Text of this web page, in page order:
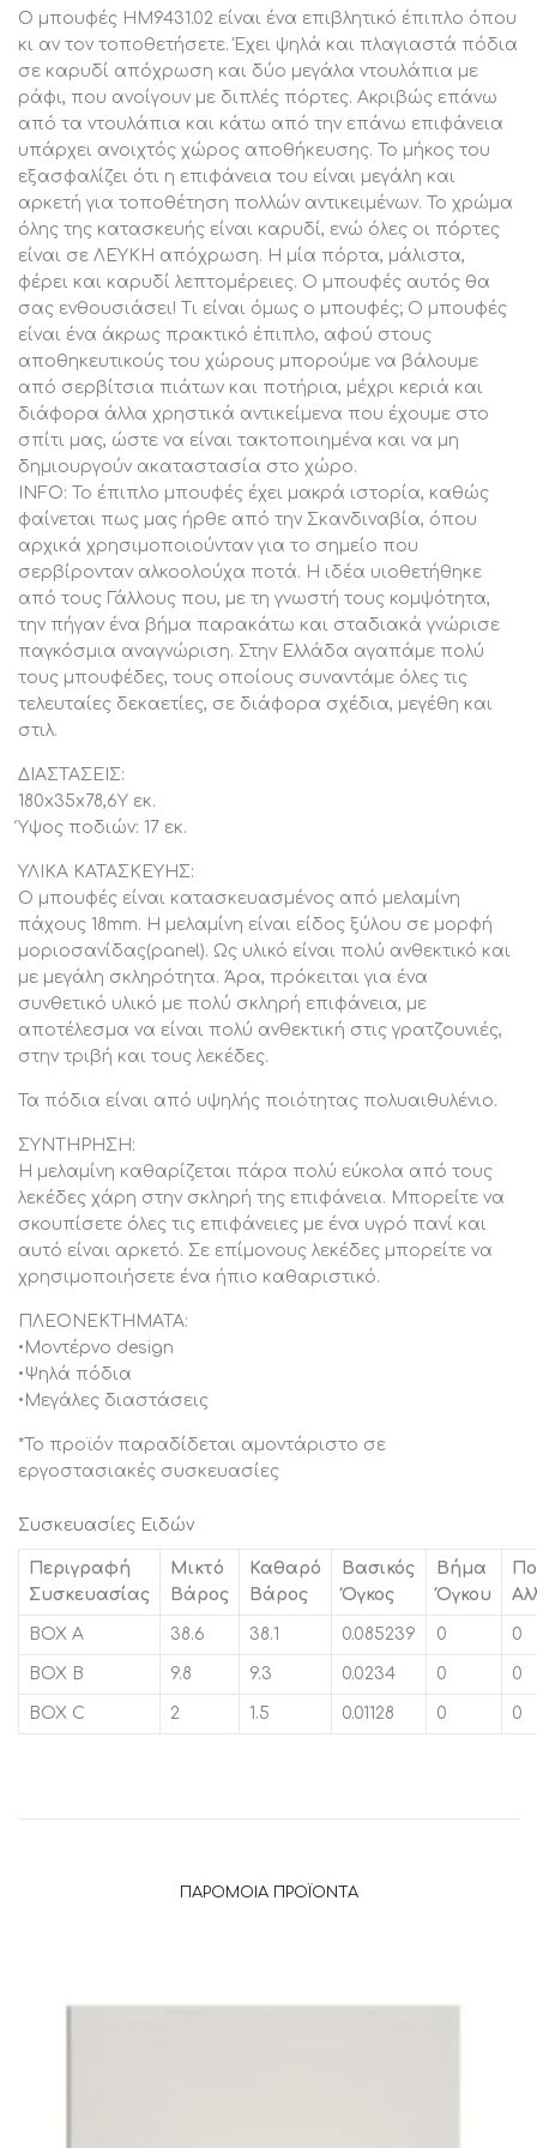
παγκόσμια αναγνώριση. Στην Ελλάδα αγαπάμε πολύ
τους μπουφέδες, τους οποίους συναντάμε όλες τις
τελευταίες δεκαετίες, σε διάφορα σχέδια, μεγέθη και
στιλ.
ΔΙΑΣΤΑΣΕΙΣ:
180x35x78,6Y εκ.
Ύψος ποδιών: 17 εκ.
ΥΛΙΚΑ ΚΑΤΑΣΚΕΥΗΣ:
Ο μπουφές είναι κατασκευασμένος από μελαμίνη
πάχους 18mm. Η μελαμίνη είναι είδος ξύλου σε μορφή
μοριοσανίδας(panel). Ως υλικό είναι πολύ ανθεκτικό και
με μεγάλη σκληρότητα. Άρα, πρόκειται για ένα
συνθετικό υλικό με πολύ σκληρή επιφάνεια, με
αποτέλεσμα να είναι πολύ ανθεκτική στις γρατζουνιές,
στην τριβή και τους λεκέδες.
Τα πόδια είναι από υψηλής ποιότητας πολυαιθυλένιο.
ΣΥΝΤΗΡΗΣΗ:
Η μελαμίνη καθαρίζεται πάρα πολύ εύκολα από τους
λεκέδες χάρη στην σκληρή της επιφάνεια. Μπορείτε να
σκουπίσετε όλες τις επιφάνειες με ένα υγρό πανί και
αυτό είναι αρκετό. Σε επίμονους λεκέδες μπορείτε να
χρησιμοποιήσετε ένα ήπιο καθαριστικό.
ΠΛΕΟΝΕΚΤΗΜΑΤΑ:
•Μοντέρνο design
•Μεγάλες διαστάσεις
*Το προϊόν παραδίδεται αμοντάριστο σε
Ο μπουφές ΗΜ9431.02 είναι ένα επιβλητικό έπιπλο όπου
κι αν τον τοποθετήσετε. Έχει ψηλά και πλαγιαστά πόδια
σε καρυδί απόχρωση και δύο μεγάλα ντουλάπια με
ράφι, που ανοίγουν με διπλές πόρτες. Ακριβώς επάνω
από τα ντουλάπια και κάτω από την επάνω επιφάνεια
υπάρχει ανοιχτός χώρος αποθήκευσης. Το μήκος του
εξασφαλίζει ότι η επιφάνεια του είναι μεγάλη και
αρκετή για τοποθέτηση πολλών αντικειμένων. Το χρώμα
όλης της κατασκευής είναι καρυδί, ενώ όλες οι πόρτες
είναι σε ΛΕΥΚΗ απόχρωση. Η μία πόρτα, μάλιστα,
φέρει και καρυδί λεπτομέρειες. Ο μπουφές αυτός θα
σας ενθουσιάσει! Τι είναι όμως ο μπουφές; Ο μπουφές
είναι ένα άκρως πρακτικό έπιπλο, αφού στους
αποθηκευτικούς του χώρους μπορούμε να βάλουμε
από σερβίτσια πιάτων και ποτήρια, μέχρι κεριά και
διάφορα άλλα χρηστικά αντικείμενα που έχουμε στο
σπίτι μας, ώστε να είναι τακτοποιημένα και να μη
δημιουργούν ακαταστασία στο χώρο.
INFO: Το έπιπλο μπουφές έχει μακρά ιστορία, καθώς
φαίνεται πως μας ήρθε από την Σκανδιναβία, όπου
αρχικά χρησιμοποιούνταν για το σημείο που
σερβίρονταν αλκοολούχα ποτά. Η ιδέα υιοθετήθηκε
από τους Γάλλους που, με τη γνωστή τους κομψότητα,
την πήγαν ένα βήμα παρακάτω και σταδιακά γνώρισε
παγκόσμια αναγνώριση. Στην Ελλάδα αγαπάμε πολύ
τους μπουφέδες, τους οποίους συναντάμε όλες τις
τελευταίες δεκαετίες, σε διάφορα σχέδια, μεγέθη και
στιλ.
ΔΙΑΣΤΑΣΕΙΣ:
180x35x78,6Y εκ.
Ύψος ποδιών: 17 εκ.
ΥΛΙΚΑ ΚΑΤΑΣΚΕΥΗΣ:
Ο μπουφές είναι κατασκευασμένος από μελαμίνη
πάχους 18mm. Η μελαμίνη είναι είδος ξύλου σε μορφή
μοριοσανίδας(panel). Ως υλικό είναι πολύ ανθεκτικό και
με μεγάλη σκληρότητα. Άρα, πρόκειται για ένα
συνθετικό υλικό με πολύ σκληρή επιφάνεια, με
αποτέλεσμα να είναι πολύ ανθεκτική στις γρατζουνιές,
στην τριβή και τους λεκέδες.
Τα πόδια είναι από υψηλής ποιότητας πολυαιθυλένιο.
ΣΥΝΤΗΡΗΣΗ:
Η μελαμίνη καθαρίζεται πάρα πολύ εύκολα από τους
λεκέδες χάρη στην σκληρή της επιφάνεια. Μπορείτε να
σκουπίσετε όλες τις επιφάνειες με ένα υγρό πανί και
αυτό είναι αρκετό. Σε επίμονους λεκέδες μπορείτε να
χρησιμοποιήσετε ένα ήπιο καθαριστικό.
ΠΛΕΟΝΕΚΤΗΜΑΤΑ:
•Μοντέρνο design
•Ψηλά πόδια
•Μεγάλες διαστάσεις
*Το προϊόν παραδίδεται αμοντάριστο σε
εργοστασιακές συσκευασίες
Συσκευασίες Ειδών
Περιγραφή
Συσκευασίας
Μικτό
Βάρος
Καθαρό
Βάρος
Βασικός
Όγκος
Βήμα
Όγκου
BOX A 38.6 38.1 0.085239 0 0
BOX B 9.8 9.3 0.0234 0 0
BOX C 2 1.5 0.01128 0 0
ΠΑΡΌΜΟΙΑ ΠΡΟΪΌΝΤΑ